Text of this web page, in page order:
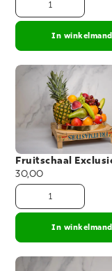
In winkelmand
Fruitschaal
30,00
In winkelmand